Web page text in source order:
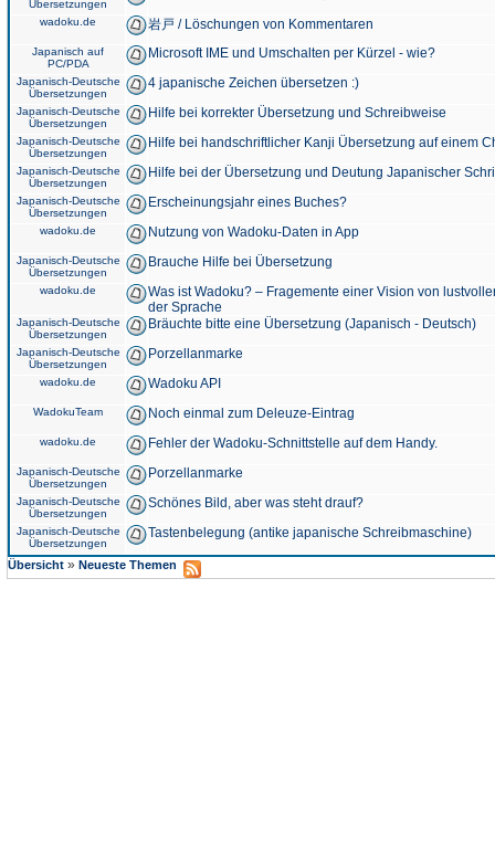
Übersetzungen
wadoku.de 岩戸 / Löschungen von Kommentaren
Japanisch auf
PC/PDA
Microsoft IME und Umschalten per Kürzel - wie?
Japanisch-Deutsche
Übersetzungen
4 japanische Zeichen übersetzen :)
Japanisch-Deutsche
Übersetzungen
Hilfe bei korrekter Übersetzung und Schreibweise
Japanisch-Deutsche
Übersetzungen
Hilfe bei handschriftlicher Kanji Übersetzung auf einem
Japanisch-Deutsche
Übersetzungen
Hilfe bei der Übersetzung und Deutung Japanischer
Japanisch-Deutsche
Übersetzungen
Erscheinungsjahr eines Buches?
wadoku.de Nutzung von Wadoku-Daten in App
Japanisch-Deutsche
Übersetzungen
Brauche Hilfe bei Übersetzung
wadoku.de
Was ist Wadoku? – Fragemente einer Vision von
der Sprache
Japanisch-Deutsche
Übersetzungen
Bräuchte bitte eine Übersetzung (Japanisch - Deutsch)
Japanisch-Deutsche
Übersetzungen
Porzellanmarke
wadoku.de Wadoku API
WadokuTeam Noch einmal zum Deleuze-Eintrag
wadoku.de Fehler der Wadoku-Schnittstelle auf dem Handy.
Japanisch-Deutsche
Übersetzungen
Porzellanmarke
Japanisch-Deutsche
Übersetzungen
Schönes Bild, aber was steht drauf?
Japanisch-Deutsche
Übersetzungen
Tastenbelegung (antike japanische Schreibmaschine)
Übersicht » Neueste Themen